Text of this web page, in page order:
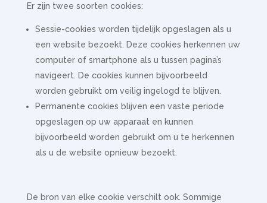
Er zijn twee soorten cookies:
Sessie-cookies worden tijdelijk opgeslagen als u
een website bezoekt. Deze cookies herkennen uw
computer of smartphone als u tussen pagina’s
navigeert. De cookies kunnen bijvoorbeeld
worden gebruikt om veilig ingelogd te blijven.
Permanente cookies blijven een vaste periode
opgeslagen op uw apparaat en kunnen
bijvoorbeeld worden gebruikt om u te herkennen
als u de website opnieuw bezoekt.
De bron van elke cookie verschilt ook. Sommige